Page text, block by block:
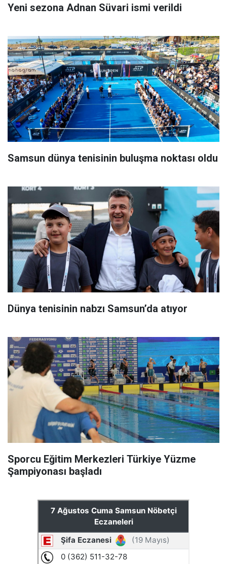
Yeni sezona Adnan Süvari ismi verildi
Samsun dünya tenisinin buluşma noktası oldu
Dünya tenisinin nabzı Samsun’da atıyor
Sporcu Eğitim Merkezleri Türkiye Yüzme
Şampiyonası başladı